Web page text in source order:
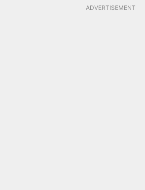
ADVERTISEMENT